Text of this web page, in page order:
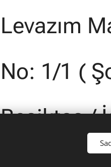
Levazım
No: 1/1 (
Beşiktaş /